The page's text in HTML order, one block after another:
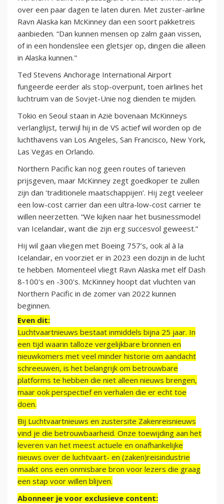
over een paar dagen te laten duren. Met zuster-airline
Ravn Alaska kan McKinney dan een soort pakketreis
aanbieden. “Dan kunnen mensen op zalm gaan vissen,
of in een hondenslee een gletsjer op, dingen die alleen
in Alaska kunnen."
Ted Stevens Anchorage International Airport
fungeerde eerder als stop-overpunt, toen airlines het
luchtruim van de Sovjet-Unie nog dienden te mijden.
Tokio en Seoul staan in Azië bovenaan McKinneys
verlanglijst, terwijl hij in de VS actief wil worden op de
luchthavens van Los Angeles, San Francisco, New York,
Las Vegas en Orlando.
Northern Pacific kan nog geen routes of tarieven
prijsgeven, maar McKinney zegt goedkoper te zullen
zijn dan 'traditionele maatschappijen’. Hij zegt veeleer
een low-cost carrier dan een ultra-low-cost carrier te
willen neerzetten. “We kijken naar het businessmodel
van Icelandair, want die zijn erg succesvol geweest.”
Hij wil gaan vliegen met Boeing 757’s, ook al à la
Icelandair, en voorziet er in 2023 een dozijn in de lucht
te hebben. Momenteel vliegt Ravn Alaska met elf Dash
8-100's en -300's. McKinney hoopt dat vluchten van
Northern Pacific in de zomer van 2022 kunnen
beginnen.
Even dit:
Luchtvaartnieuws bestaat inmiddels bijna 25 jaar. In
een tijd waarin talloze vergelijkbare bronnen en
nieuwkomers met veel minder historie om aandacht
schreeuwen, is het belangrijk om betrouwbare
platforms te hebben die niet alleen nieuws brengen,
maar ook perspectief en verhalen die er echt toe
doen.
Bij Luchtvaartnieuws en zustersite Zakenreisnieuws
vind je die betrouwbaarheid. Onze toewijding aan het
leveren van het meest actuele en onafhankelijke
nieuws over de luchtvaart- en (zaken)reisindustrie
maakt ons een onmisbare bron voor lezers die graag
een stap voor willen blijven.
Abonneer je voor exclusieve content: